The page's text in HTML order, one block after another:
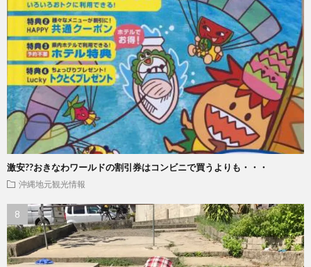
激安??おきなわワールドの割引券はコンビニで買うよりも・・・
沖縄地元観光情報